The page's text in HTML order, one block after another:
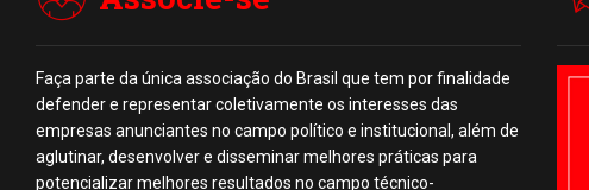
Faça parte da única associação do Brasil que tem por finalidade
defender e representar coletivamente os interesses das
empresas anunciantes no campo político e institucional, além de
aglutinar, desenvolver e disseminar melhores práticas para
potencializar melhores resultados no campo técnico-